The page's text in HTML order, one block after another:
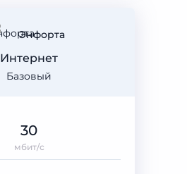
Энфорта
Базовый
Интернет
30
мбит/с